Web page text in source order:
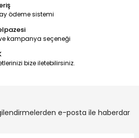
ödeme sistemi
kampanya seçeneği
bize iletebilirsiniz.
e-posta ile haberdar